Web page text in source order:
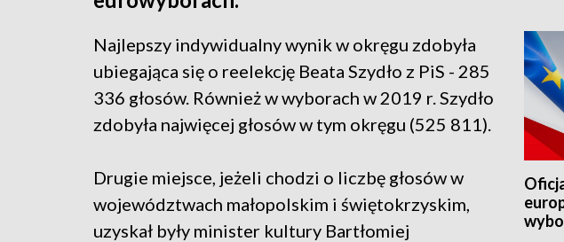
Najlepszy indywidualny wynik w okręgu zdobyła
ubiegająca się o reelekcję Beata Szydło z PiS - 285
336 głosów. Również w wyborach w 2019 r. Szydło
zdobyła najwięcej głosów w tym okręgu (525 811).
Drugie miejsce, jeżeli chodzi o liczbę głosów w
województwach małopolskim i świętokrzyskim,
uzyskał były minister kultury Bartłomiej